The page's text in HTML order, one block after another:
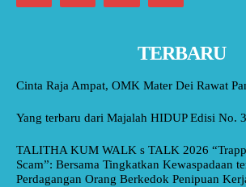
TERBARU
Cinta Raja Ampat, OMK Mater Dei Rawat
Yang terbaru dari Majalah HIDUP Edisi No.
TALITHA KUM WALK s TALK 2026
Scam”: Bersama Tingkatkan Kewaspadaan
Perdagangan Orang Berkedok Penipuan